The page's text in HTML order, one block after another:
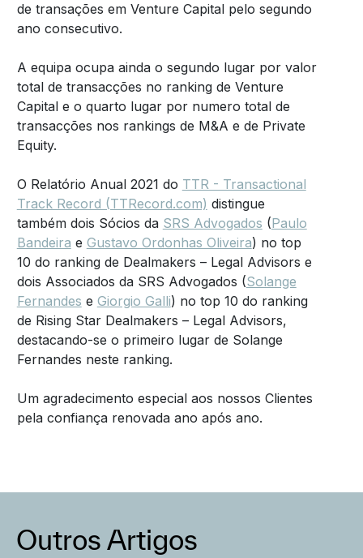
de transações em Venture Capital pelo segundo
ano consecutivo.
A equipa ocupa ainda o segundo lugar por valor
total de transacções no ranking de Venture
Capital e o quarto lugar por numero total de
transacções nos rankings de M&A e de Private
Equity.
O Relatório Anual 2021 do TTR - Transactional
Track Record (TTRecord.com) distingue
também dois Sócios da SRS Advogados (Paulo
Bandeira e Gustavo Ordonhas Oliveira) no top
10 do ranking de Dealmakers – Legal Advisors e
dois Associados da SRS Advogados (Solange
Fernandes e Giorgio Galli) no top 10 do ranking
de Rising Star Dealmakers – Legal Advisors,
destacando-se o primeiro lugar de Solange
Fernandes neste ranking.
Um agradecimento especial aos nossos Clientes
pela confiança renovada ano após ano.
Outros Artigos